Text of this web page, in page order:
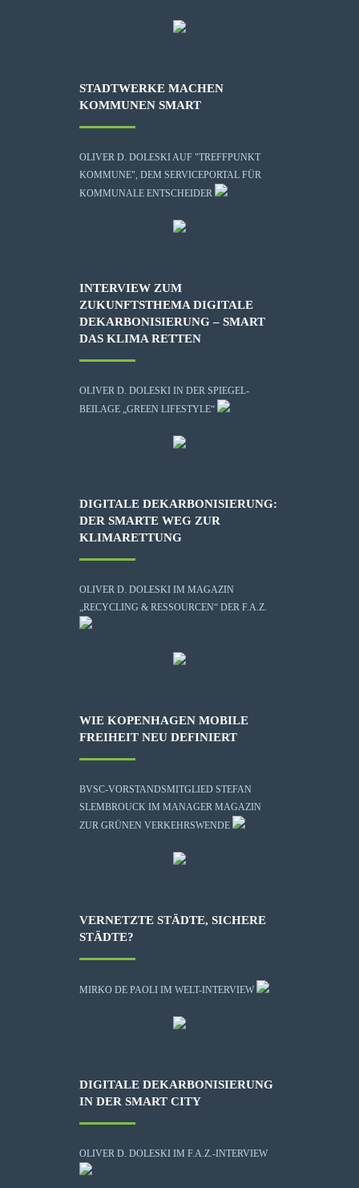
STADTWERKE MACHEN
KOMMUNEN SMART
OLIVER D. DOLESKI AUF "TREFFPUNKT
KOMMUNE", DEM SERVICEPORTAL FÜR
KOMMUNALE ENTSCHEIDER
INTERVIEW ZUM
ZUKUNFTSTHEMA DIGITALE
DEKARBONISIERUNG – SMART
DAS KLIMA RETTEN
OLIVER D. DOLESKI IN DER SPIEGEL-
BEILAGE „GREEN LIFESTYLE“
DIGITALE DEKARBONISIERUNG:
DER SMARTE WEG ZUR
KLIMARETTUNG
OLIVER D. DOLESKI IM MAGAZIN
„RECYCLING & RESSOURCEN“ DER F.A.Z.
WIE KOPENHAGEN MOBILE
FREIHEIT NEU DEFINIERT
BVSC-VORSTANDSMITGLIED STEFAN
SLEMBROUCK IM MANAGER MAGAZIN
ZUR GRÜNEN VERKEHRSWENDE
VERNETZTE STÄDTE, SICHERE
STÄDTE?
MIRKO DE PAOLI IM WELT-INTERVIEW
DIGITALE DEKARBONISIERUNG
IN DER SMART CITY
OLIVER D. DOLESKI IM F.A.Z.-INTERVIEW